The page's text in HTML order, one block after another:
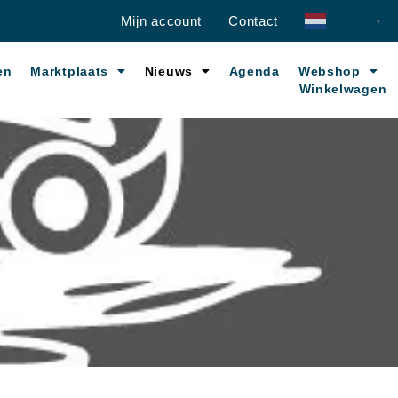
Mijn account Contact ▼
Marktplaats Nieuws Agenda
Webshop
Winkelwagen